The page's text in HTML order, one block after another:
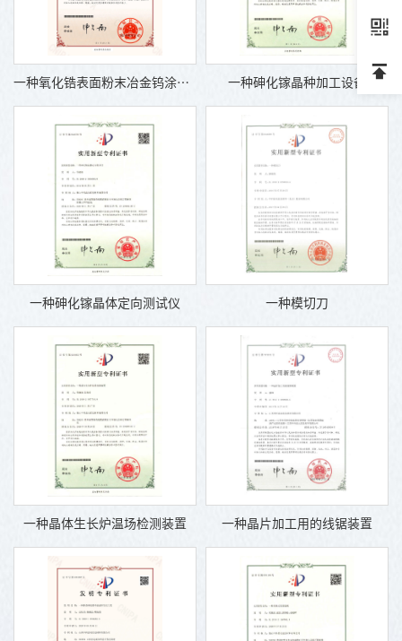
一种氧化锆表面粉末冶金钨涂层保温砖的制备方法 一种砷化镓晶种加工设备
一种砷化镓晶体定向测试仪 一种模切刀
一种晶体生长炉温场检测装置 一种晶片加工用的线锯装置